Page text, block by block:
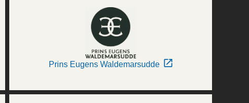
Prins Eugens Waldemarsudde